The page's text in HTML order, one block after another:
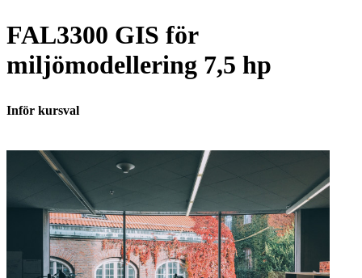
FAL3300 GIS för
miljömodellering 7,5 hp
Inför kursval